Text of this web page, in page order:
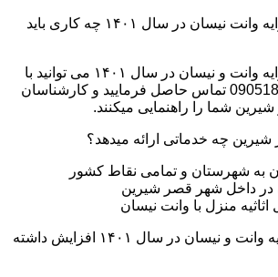
برای اطلاع از نرخ کرایه وانت نیسان در سال ۱۴۰۱ چه کاری باید
برای اطلاع از نرخ کرایه وانت و نیسان در سال ۱۴۰۱ می توانید با
شماره تماس 09051803289 تماس حاصل فرمایید و کارشناسان
شما را راهنمایی میکنند.
چه خدماتی ارائه میدهد؟
به شهرستان و تمامی نقاط کشور
در داخل شهر قصر شیرین
منزل با وانت نیسان
آیا نرخ حمل بار و کرایه وانت و نیسان در سال ۱۴۰۱ افزایش داشته